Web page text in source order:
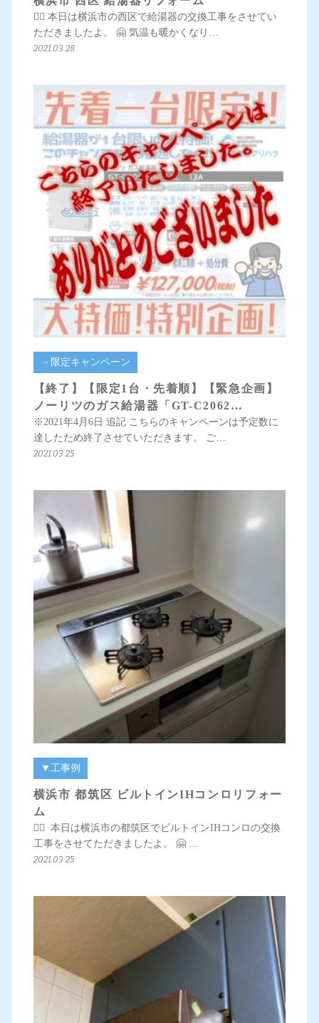
💁‍♀️ 本日は横浜市の西区で給湯器の交換工事をさせてい
ただきましたよ。 🤗 気温も暖かくなり…
2021.03.28
－限定キャンペーン
【終了】【限定1台・先着順】【緊急企画】
ノーリツのガス給湯器「GT-C2062…
※2021年4月6日 追記 こちらのキャンペーンは予定数に
達したため終了させていただきます。 ご…
2021.03.25
▼工事例
横浜市 都筑区 ビルトインIHコンロリフォー
ム
💁‍♀️ 本日は横浜市の都筑区でビルトインIHコンロの交換
工事をさせてただきましたよ。 🤗 …
2021.03.25